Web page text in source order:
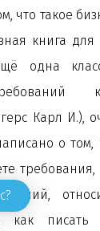
что такое
книга
одна
Карл И.),
о том,
знаний,
как писать